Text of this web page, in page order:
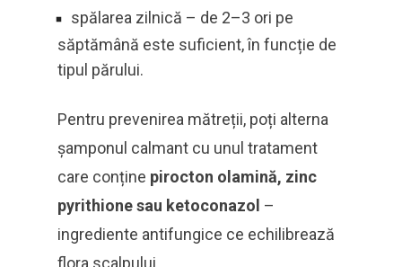
spălarea zilnică – de 2–3 ori pe
săptămână este suficient, în funcție de
tipul părului.
Pentru prevenirea mătreții, poți alterna
șamponul calmant cu unul tratament
care conține pirocton olamină, zinc
pyrithione sau ketoconazol –
ingrediente antifungice ce echilibrează
flora scalpului.